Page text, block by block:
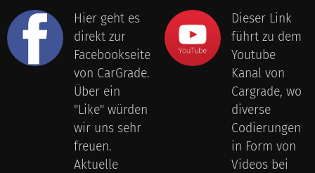
Hier geht es
direkt zur
Facebookseite
von CarGrade.
Über ein
"Like" würden
wir uns sehr
freuen.
Aktuelle
Dieser Link
führt zu dem
Youtube
Kanal von
Cargrade, wo
diverse
Codierungen
in Form von
Videos bei